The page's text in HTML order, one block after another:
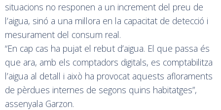
situacions no responen a un increment del preu de
l’aigua, sinó a una millora en la capacitat de detecció i
mesurament del consum real.
“En cap cas ha pujat el rebut d’aigua. El que passa és
que ara, amb els comptadors digitals, es comptabilitza
l’aigua al detall i això ha provocat aquests afloraments
de pèrdues internes de segons quins habitatges”,
assenyala Garzon.